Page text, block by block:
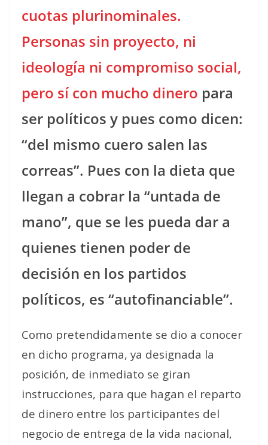
cuotas plurinominales.
Personas sin proyecto, ni
ideología ni compromiso social,
pero sí con mucho dinero para
ser políticos y pues como dicen:
“del mismo cuero salen las
correas”. Pues con la dieta que
llegan a cobrar la “untada de
mano”, que se les pueda dar a
quienes tienen poder de
decisión en los partidos
políticos, es “autofinanciable”.
Como pretendidamente se dio a conocer
en dicho programa, ya designada la
posición, de inmediato se giran
instrucciones, para que hagan el reparto
de dinero entre los participantes del
negocio de entrega de la vida nacional,